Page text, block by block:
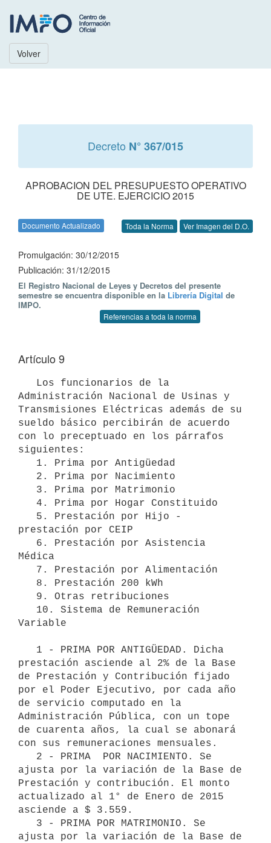
Volver
Decreto N° 367/015
APROBACION DEL PRESUPUESTO OPERATIVO
DE UTE. EJERCICIO 2015
Documento Actualizado Toda la Norma Ver Imagen del D.O.
Promulgación: 30/12/2015
Publicación: 31/12/2015
El Registro Nacional de Leyes y Decretos del presente
semestre se encuentra disponible en la Librería Digital de
IMPO.
Referencias a toda la norma
Artículo 9
Administración Nacional de Usinas y
Transmisiones Eléctricas además de su
sueldo básico percibirán de acuerdo
con lo preceptuado en los párrafos
siguientes:
prestación por CEIP
Médica
Variable
prestación asciende al 2% de la Base
de Prestación y Contribución fijado
por el Poder Ejecutivo, por cada año
de servicio computado en la
Administración Pública, con un tope
de cuarenta años, la cual se abonará
con sus remuneraciones mensuales.
ajusta por la variación de la Base de
Prestación y contribución. El monto
actualizado al 1° de Enero de 2015
asciende a $ 3.559.
ajusta por la variación de la Base de